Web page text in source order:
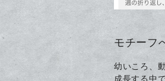
モチーフ
幼いころ、